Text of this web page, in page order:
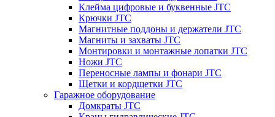
Клейма цифровые и буквенные JTC
Крючки JTC
Магнитные поддоны и держатели JTC
Магниты и захваты JTC
Монтировки и монтажные лопатки JTC
Ножи JTC
Переносные лампы и фонари JTC
Щетки и кордщетки JTC
Гаражное оборудование
Домкраты JTC